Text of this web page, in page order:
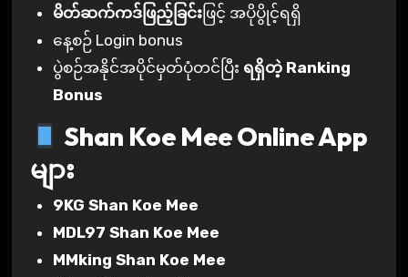
မိတ်ဆက်ကဒ်ဖြည့်ခြင်း ဖြင့် အပိုပွိုင့်ရရှိ
နေ့စဉ် Login bonus
ပွဲစဉ်အနိုင်အပိုင်မှတ်ပုံတင်ပြီး ရရှိတဲ့ Ranking
Bonus
Shan Koe Mee Online App
များ
9KG Shan Koe Mee
MDL97 Shan Koe Mee
MMking Shan Koe Mee